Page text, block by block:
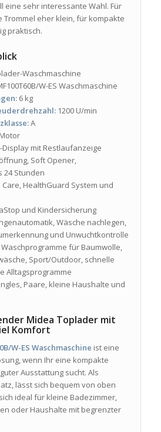
eine sehr interessante Wahl. Für
Trommel eher klein, für kompakte
praktisch.
Waschmaschine
W-ES Waschmaschine
6 kg
1200 U/min
A
Display mit Restlaufanzeige
Soft Opener,
24 Stunden
HealthGuard System und
und Kindersicherung
Wäsche nachlegen,
und Unwuchtkontrolle
für Baumwolle,
Sport/Outdoor, schnelle
Alltagsprogramme
Paare, kleine Haushalte und
Midea Toplader mit
Komfort
W-ES Waschmaschine ist eine
wenn Ihr eine kompakte
Ausstattung sucht. Als
lässt sich bequem von oben
ideal für kleine Badezimmer,
oder Haushalte mit begrenzter